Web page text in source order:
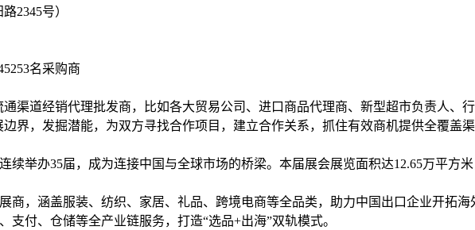
2345号）
名采购商
渠道经销代理批发商，比如各大贸易公司、进口商品代理商、新型超市负责人、
界，发掘潜能，为双方寻找合作项目，建立合作关系，抓住有效商机提供全覆盖渠
续举办35届，成为连接中国与全球市场的桥梁。本届展会展览面积达12.65万平方
商，涵盖服装、纺织、 家居、礼品、跨境电商等全品类，助力中国出口企业开拓海
付、仓储等全产业链服务，打造“选品+出海”双轨模式。